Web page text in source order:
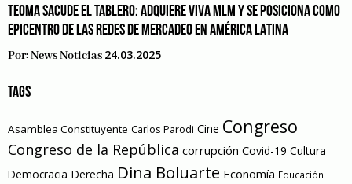
TEOMA SACUDE EL TABLERO: ADQUIERE VIVA MLM Y SE POSICIONA COMO
EPICENTRO DE LAS REDES DE MERCADEO EN AMÉRICA LATINA
Por:News Noticias 24.03.2025
TAGS
Asamblea Constituyente Carlos Parodi Cine Congreso
Congreso de la República corrupción Covid-19 Cultura
Democracia Derecha Dina Boluarte Economía Educación